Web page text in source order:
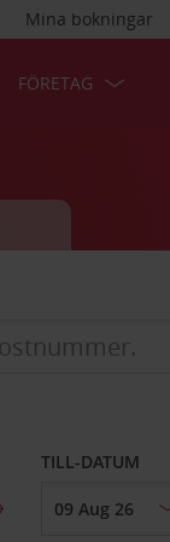
Mina bokningar
FÖRETAG
TILL-DATUM